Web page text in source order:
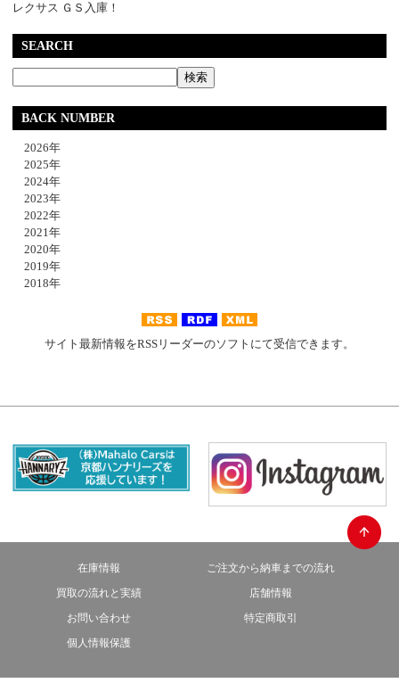
レクサス ＧＳ入庫！
SEARCH
BACK NUMBER
2026年
2025年
2024年
2023年
2022年
2021年
2020年
2019年
2018年
サイト最新情報をRSSリーダーのソフトにて受信できます。
在庫情報
ご注文から納車までの流れ
買取の流れと実績
店舗情報
お問い合わせ
特定商取引
個人情報保護